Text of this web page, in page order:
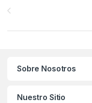
Sobre Nosotros
Nuestro Sitio